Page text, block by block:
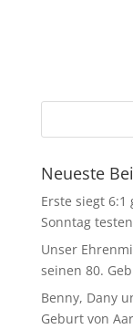
Neueste
Erste siegt 6:1
Sonntag
Unser
seinen 80.
Benny, Dany
Geburt von